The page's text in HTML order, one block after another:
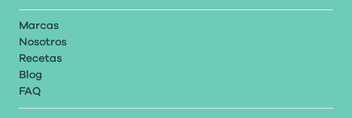
Marcas
Nosotros
Recetas
Blog
FAQ